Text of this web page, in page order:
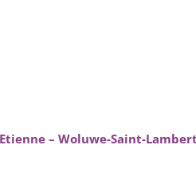
– Woluwe-Saint-